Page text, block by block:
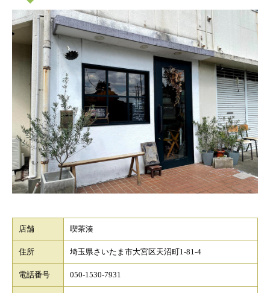
店舗 喫茶湊
住所 埼玉県さいたま市大宮区天沼町1-81-4
電話番号 050-1530-7931